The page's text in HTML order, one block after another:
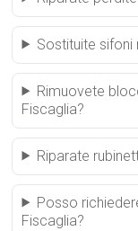
Sostituite sifoni
Rimuovete
Fiscaglia?
Riparate
Posso
Fiscaglia?